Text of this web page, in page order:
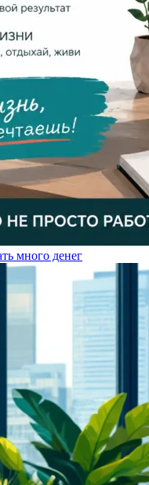
много денег